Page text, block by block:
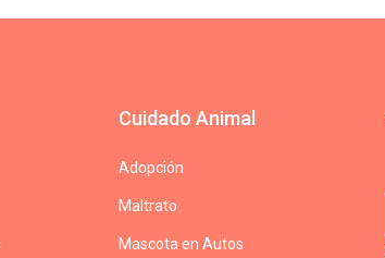
Cuidado Animal
Adopción
Maltrato
Mascota en Autos